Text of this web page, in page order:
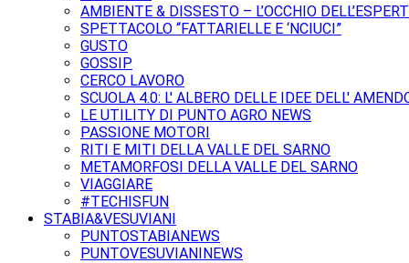
AMBIENTE & DISSESTO – L’OCCHIO
SPETTACOLO “FATTARIELLE E ‘NCIUCI”
GUSTO
GOSSIP
CERCO LAVORO
SCUOLA 4.0: L' ALBERO DELLE IDEE DELL'
LE UTILITY DI PUNTO AGRO NEWS
PASSIONE MOTORI
RITI E MITI DELLA VALLE DEL SARNO
METAMORFOSI DELLA VALLE DEL SARNO
VIAGGIARE
#TECHISFUN
STABIA&VESUVIANI
PUNTOSTABIANEWS
PUNTOVESUVIANINEWS